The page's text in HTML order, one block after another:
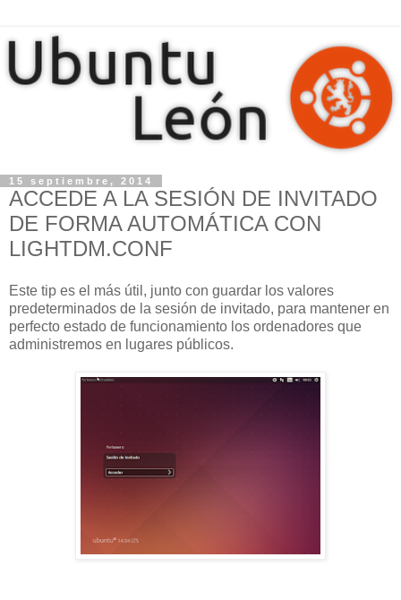
15 septiembre, 2014
ACCEDE A LA SESIÓN DE INVITADO
DE FORMA AUTOMÁTICA CON
LIGHTDM.CONF
Este tip es el más útil, junto con guardar los valores
predeterminados de la sesión de invitado, para mantener en
perfecto estado de funcionamiento los ordenadores que
administremos en lugares públicos.